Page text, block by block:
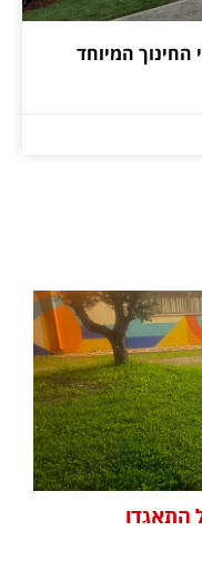
החינוך המיוחד
התאגדו